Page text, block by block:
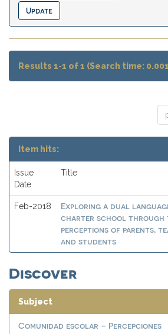
Results 1-1 of 1 (Search time:
Item hits:
Issue
Date
Title
Feb-2018
Exploring a dual
charter school through
perceptions of parents,
and students
Discover
Subject
Comunidad escolar – Percepciones